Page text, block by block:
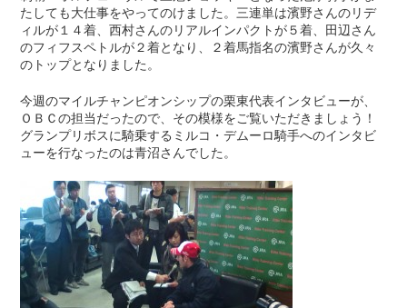
たしても大仕事をやってのけました。三連単は濱野さんのリデ
ィルが１４着、西村さんのリアルインパクトが５着、田辺さん
のフィフスペトルが２着となり、２着馬指名の濱野さんが久々
のトップとなりました。
今週のマイルチャンピオンシップの栗東代表インタビューが、
ＯＢＣの担当だったので、その模様をご覧いただきましょう！
グランプリボスに騎乗するミルコ・デムーロ騎手へのインタビ
ューを行なったのは青沼さんでした。